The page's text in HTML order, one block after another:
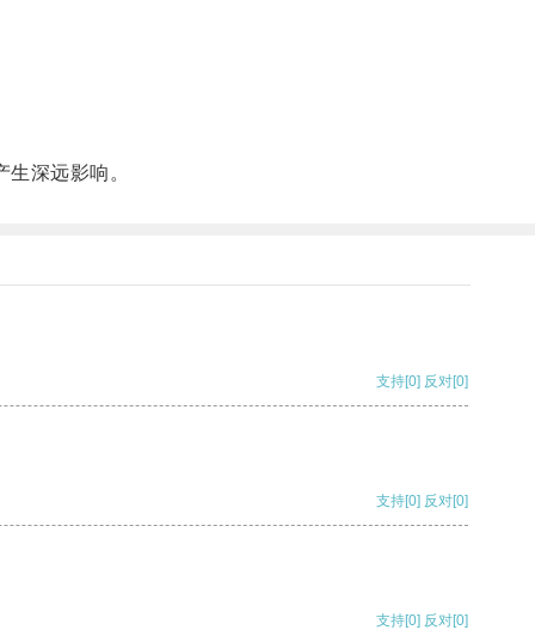
深远影响。
支持[0] 反对[0]
支持[0] 反对[0]
支持[0] 反对[0]